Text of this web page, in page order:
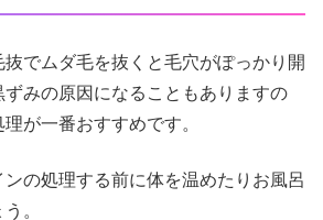
でムダ毛を抜くと毛穴がぽっかり開
みの原因になることもありますの
が一番おすすめです。
の処理する前に体を温めたりお風呂
。